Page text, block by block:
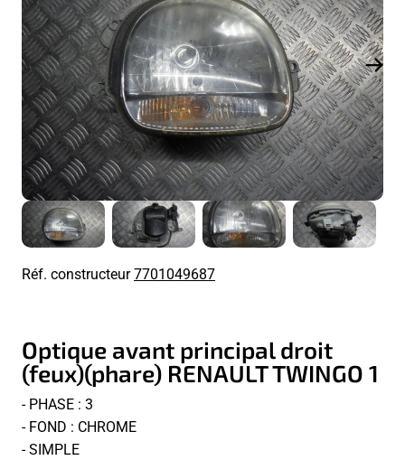
Réf. constructeur7701049687
Optique avant principal droit
(feux)(phare) RENAULT TWINGO 1
- PHASE : 3
- FOND : CHROME
- SIMPLE